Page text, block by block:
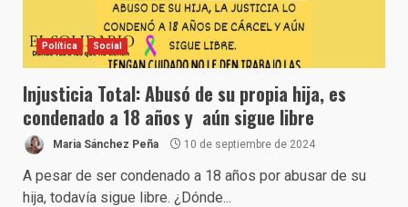
Política Social
Injusticia Total: Abusó de su propia hija, es
condenado a 18 años y aún sigue libre
Maria Sánchez Peña 10 de septiembre de 2024
A pesar de ser condenado a 18 años por abusar de su
hija, todavía sigue libre. ¿Dónde...